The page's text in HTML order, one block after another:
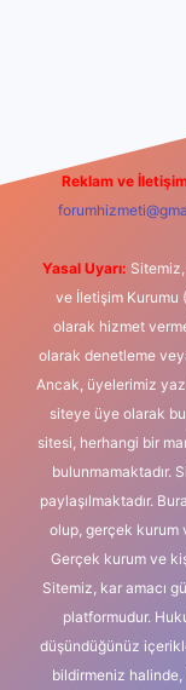
Reklam ve
Yasal Uyarı:
ve İletişim Kurumu
olarak hizmet
olarak denetleme
Ancak, üyelerimiz
siteye üye olarak
sitesi, herhangi bir
bulunmamaktadır.
paylaşılmaktadır.
olup, gerçek kurum
Gerçek kurum ve
Sitemiz, kar amacı
platformudur.
düşündüğünüz
bildirmeniz